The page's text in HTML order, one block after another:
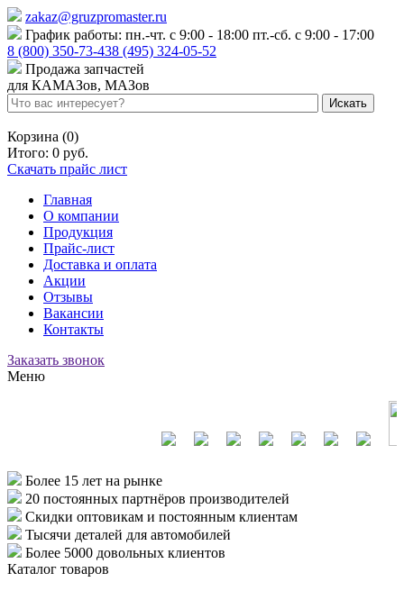
zakaz@gruzpromaster.ru
График работы: пн.-чт. с 9:00 - 18:00 пт.-сб. с 9:00 - 17:00
8 (800) 350-73-438 (495) 324-05-52
Продажа запчастей
для КАМАЗов, МАЗов
Корзина (0)
Итого: 0 руб.
Скачать прайс лист
Главная
О компании
Продукция
Прайс-лист
Доставка и оплата
Акции
Отзывы
Вакансии
Контакты
Заказать звонок
Меню
Более 15 лет на рынке
20 постоянных партнёров производителей
Скидки оптовикам и постоянным клиентам
Тысячи деталей для автомобилей
Более 5000 довольных клиентов
Каталог товаров